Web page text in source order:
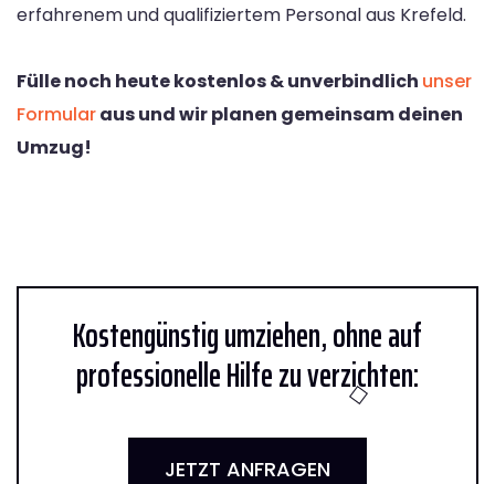
erfahrenem und qualifiziertem Personal aus Krefeld.
Fülle noch heute kostenlos & unverbindlich unser
Formularaus und wir planen gemeinsam deinen
Umzug!
Kostengünstig umziehen, ohne auf
professionelle Hilfe zu verzichten:
JETZT ANFRAGEN